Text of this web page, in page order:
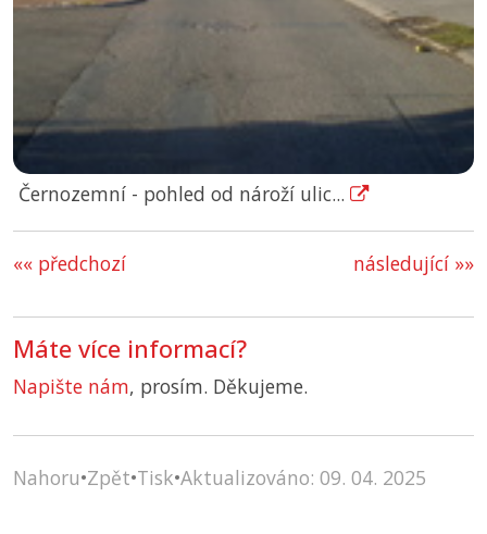
Černozemní - pohled od nároží ulic...
«« předchozí následující »»
Máte více informací?
Napište nám, prosím. Děkujeme.
Nahoru•Zpět•Tisk•Aktualizováno: 09. 04. 2025